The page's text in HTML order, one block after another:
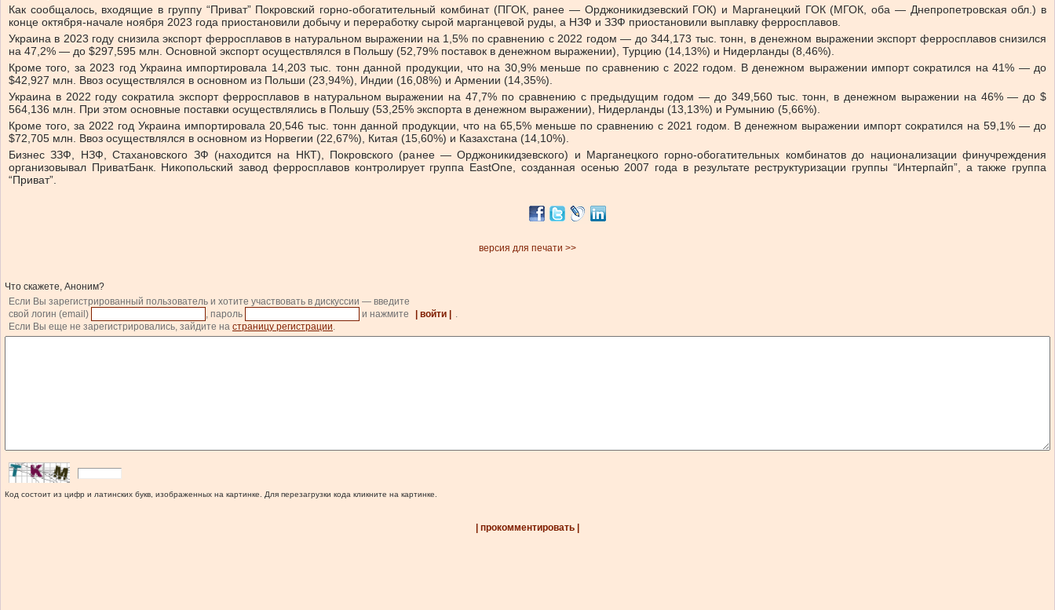
Как сообщалось, входящие в группу “Приват” Покровский горно-обогатительный комбинат (ПГОК, ранее — Орджоникидзевский ГОК) и Марганецкий ГОК (МГОК, оба — Днепропетровская обл.) в
конце октября-начале ноября 2023 года приостановили добычу и переработку сырой марганцевой руды, а НЗФ и ЗЗФ приостановили выплавку ферросплавов.
Украина в 2023 году снизила экспорт ферросплавов в натуральном выражении на 1,5% по сравнению с 2022 годом — до 344,173 тыс. тонн, в денежном выражении экспорт ферросплавов снизился
на 47,2% — до $297,595 млн. Основной экспорт осуществлялся в Польшу (52,79% поставок в денежном выражении), Турцию (14,13%) и Нидерланды (8,46%).
Кроме того, за 2023 год Украина импортировала 14,203 тыс. тонн данной продукции, что на 30,9% меньше по сравнению с 2022 годом. В денежном выражении импорт сократился на 41% — до
$42,927 млн. Ввоз осуществлялся в основном из Польши (23,94%), Индии (16,08%) и Армении (14,35%).
Украина в 2022 году сократила экспорт ферросплавов в натуральном выражении на 47,7% по сравнению с предыдущим годом — до 349,560 тыс. тонн, в денежном выражении на 46% — до $
564,136 млн. При этом основные поставки осуществлялись в Польшу (53,25% экспорта в денежном выражении), Нидерланды (13,13%) и Румынию (5,66%).
Кроме того, за 2022 год Украина импортировала 20,546 тыс. тонн данной продукции, что на 65,5% меньше по сравнению с 2021 годом. В денежном выражении импорт сократился на 59,1% — до
$72,705 млн. Ввоз осуществлялся в основном из Норвегии (22,67%), Китая (15,60%) и Казахстана (14,10%).
Бизнес ЗЗФ, НЗФ, Стахановского ЗФ (находится на НКТ), Покровского (ранее — Орджоникидзевского) и Марганецкого горно-обогатительных комбинатов до национализации финучреждения
организовывал ПриватБанк. Никопольский завод ферросплавов контролирует группа EastOne, созданная осенью 2007 года в результате реструктуризации группы “Интерпайп”, а также группа
“Приват”.
версия для печати >>
Что скажете, Аноним?
Если Вы зарегистрированный пользователь и хотите участвовать в дискуссии — введите
свой логин (email)
, пароль и нажмите | войти |
.
Если Вы еще не зарегистрировались, зайдите на страницу регистрации.
Код состоит из цифр и латинских букв, изображенных на картинке. Для перезагрузки кода кликните на картинке.
| прокомментировать |